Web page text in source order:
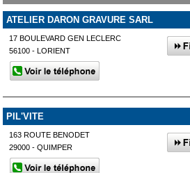
ATELIER DARON GRAVURE SARL
17 BOULEVARD GEN LECLERC
56100 - LORIENT
PIL'VITE
163 ROUTE BENODET
29000 - QUIMPER